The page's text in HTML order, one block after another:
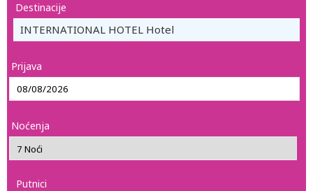
Destinacije
INTERNATIONAL HOTEL Hotel
Prijava
Noćenja
Putnici